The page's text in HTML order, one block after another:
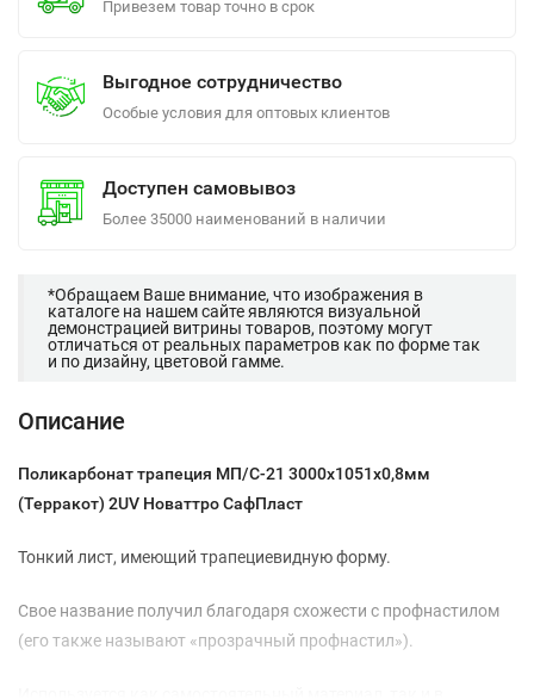
Привезем товар точно в срок
Выгодное сотрудничество
Особые условия для оптовых клиентов
Доступен самовывоз
Более 35000 наименований в наличии
*Обращаем Ваше внимание, что изображения в
каталоге на нашем сайте являются визуальной
демонстрацией витрины товаров, поэтому могут
отличаться от реальных параметров как по форме так
и по дизайну, цветовой гамме.
Описание
Поликарбонат трапеция МП/С-21 3000х1051х0,8мм
(Терракот) 2UV Новаттро СафПласт
Тонкий лист, имеющий трапециевидную форму.
Свое название получил благодаря схожести с профнастилом
(его также называют «прозрачный профнастил»).